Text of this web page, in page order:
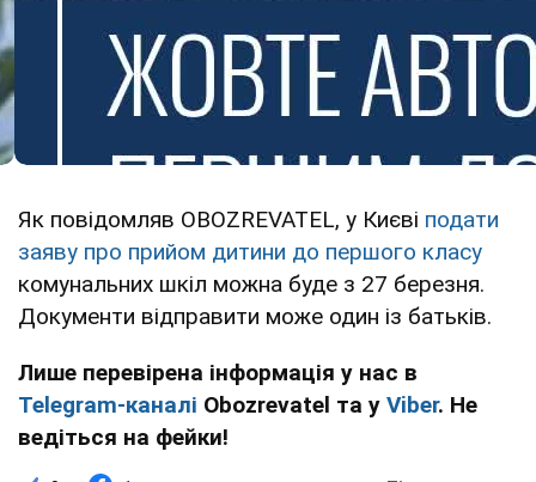
Як повідомляв OBOZREVATEL, у Києві подати
заяву про прийом дитини до першого класу
комунальних шкіл можна буде з 27 березня.
Документи відправити може один із батьків.
Лише перевірена інформація у нас в
Telegram-каналі Obozrevatel та у Viber. Не
ведіться на фейки!